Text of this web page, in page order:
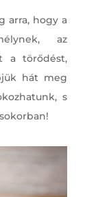
arra, hogy a
az
a törődést,
hát meg
s